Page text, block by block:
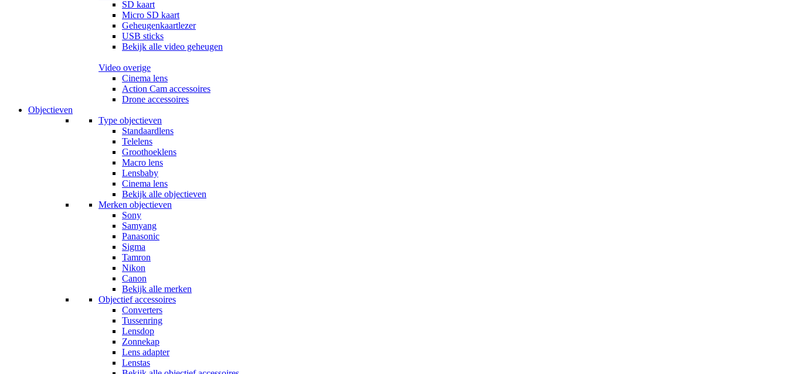
SD kaart
Micro SD kaart
Geheugenkaartlezer
USB sticks
Bekijk alle video geheugen
Video overige
Cinema lens
Action Cam accessoires
Drone accessoires
Objectieven
Type objectieven
Standaardlens
Telelens
Groothoeklens
Macro lens
Lensbaby
Cinema lens
Bekijk alle objectieven
Merken objectieven
Sony
Samyang
Panasonic
Sigma
Tamron
Nikon
Canon
Bekijk alle merken
Objectief accessoires
Converters
Tussenring
Lensdop
Zonnekap
Lens adapter
Lenstas